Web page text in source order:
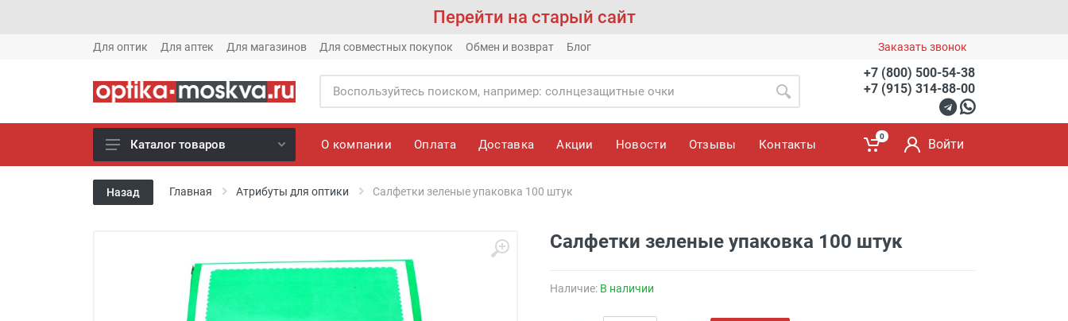
Перейти на старый сайт
Для оптик Для аптек Для магазинов Для совместных покупок Обмен и возврат Блог Заказать звонок
+7 (800) 500-54-38
+7 (915) 314-88-00
Новое готовые очки (1621)
Новое солнце (1613)
Компьютерные очки (852)
Каталог товаров О компании Оплата Доставка Акции Новости Отзывы Контакты
0
Войти
Назад Главная Атрибуты для оптики Салфетки зеленые упаковка 100 штук
Салфетки зеленые упаковка 100 штук
Наличие: В наличии